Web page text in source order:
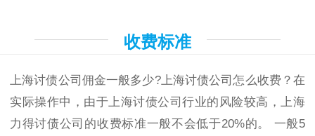
收费标准
上海讨债公司佣金一般多少?上海讨债公司怎么收费？在
实际操作中，由于上海讨债公司行业的风险较高，上海
力得讨债公司的收费标准一般不会低于20%的。 一般5